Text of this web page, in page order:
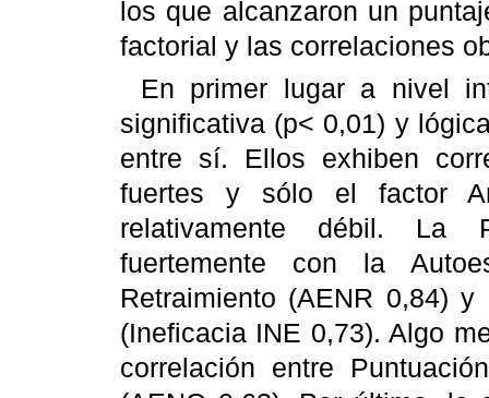
los que alcanzaron un
factorial y las correlaciones
En primer lugar a nivel
significativa (p< 0,01) y
entre sí. Ellos exhiben
fuertes y sólo el factor
relativamente débil. La
fuertemente con la
Retraimiento (AENR 0,84)
(Ineficacia INE 0,73). Algo
correlación entre